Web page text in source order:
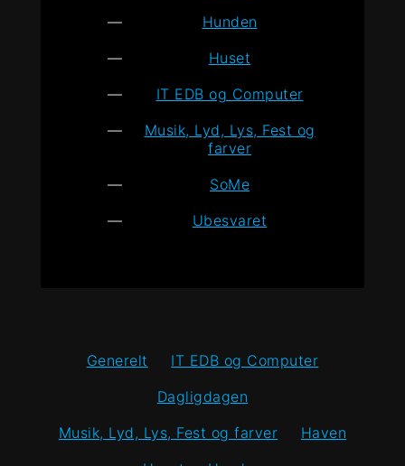
Hunden
Huset
IT EDB og Computer
Musik, Lyd, Lys, Fest og
farver
SoMe
Ubesvaret
Generelt
IT EDB og Computer
Dagligdagen
Musik, Lyd, Lys, Fest og farver
Haven